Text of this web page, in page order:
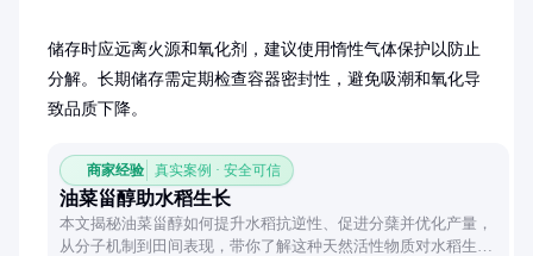
储存时应远离火源和氧化剂，建议使用惰性气体保护以防止
分解。长期储存需定期检查容器密封性，避免吸潮和氧化导
致品质下降。
商家经验 真实案例 · 安全可信
油菜甾醇助水稻生长
本文揭秘油菜甾醇如何提升水稻抗逆性、促进分蘖并优化产量，
从分子机制到田间表现，带你了解这种天然活性物质对水稻生长